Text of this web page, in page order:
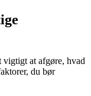
vigtigt at afgøre, hvad
du bør